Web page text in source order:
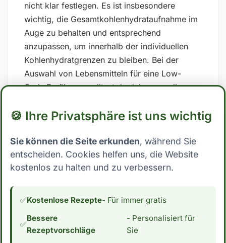
nicht klar festlegen. Es ist insbesondere
wichtig, die Gesamtkohlenhydrataufnahme im
Auge zu behalten und entsprechend
anzupassen, um innerhalb der individuellen
Kohlenhydratgrenzen zu bleiben. Bei der
Auswahl von Lebensmitteln für eine Low-
Carb-Ernährung solltest du daher vor allem
Lebensmittel verzichten und stattdessen auf
und Ballaststoffen ist. ## Low Carb Ernährung:
Wo steht Crêpes mit Gemüsefüllung? Mit 13.6
Gramm Kohlenhydrate pro 100g essbarer
eindeutig nicht in die Kategorie Low Carb.
Kohlenhydrataufnahme reduzieren möchten,
aus. Wenn du an einer Low Carb Ernährung
🍪 Ihre Privatsphäre ist uns wichtig
Sie können die Seite erkunden, während Sie
entscheiden. Cookies helfen uns, die Website
kostenlos zu halten und zu verbessern.
✅Kostenlose Rezepte- Für immer gratis
✅
Bessere
Rezeptvorschläge
- Personalisiert für
Sie